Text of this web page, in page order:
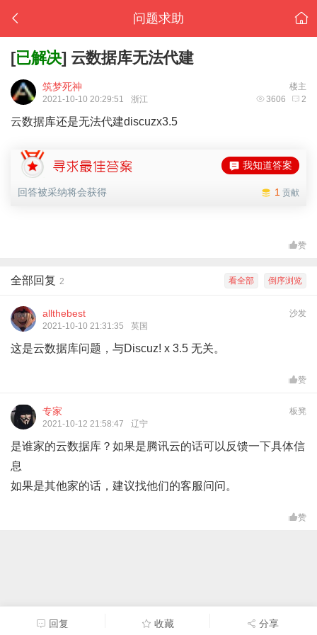
问题求助
[已解决] 云数据库无法代建
楼主
筑梦死神
3606 2
2021-10-10 20:29:51 浙江
云数据库还是无法代建discuzx3.5
我知道答案
1 贡献
回答被采纳将会获得
赞
倒序浏览
看全部
全部回复 2
沙发
allthebest
2021-10-10 21:31:35 英国
这是云数据库问题，与Discuz! x 3.5 无关。
赞
板凳
专家
2021-10-12 21:58:47 辽宁
是谁家的云数据库？如果是腾讯云的话可以反馈一下具体信
息
如果是其他家的话，建议找他们的客服问问。
赞
回复 收藏 分享